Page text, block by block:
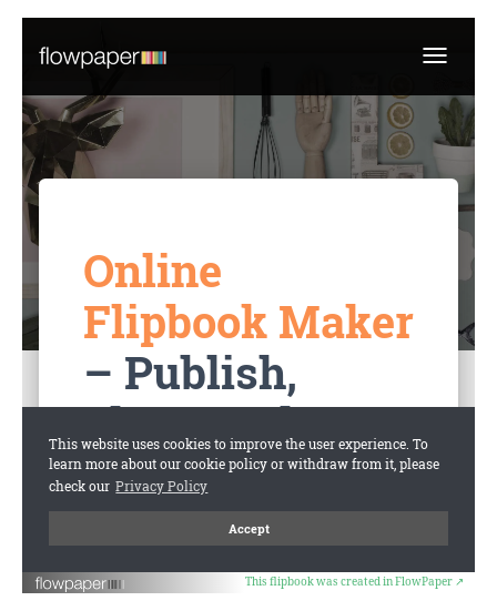
This flipbook was created in FlowPaper ↗